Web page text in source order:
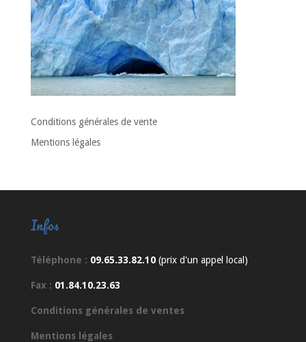
Conditions générales de vente
Mentions légales
Infos
Téléphone : 09.65.33.82.10(prix d'un appel local)
Fax : 01.84.10.23.63
Conditions générales de ventes
Mentions légales